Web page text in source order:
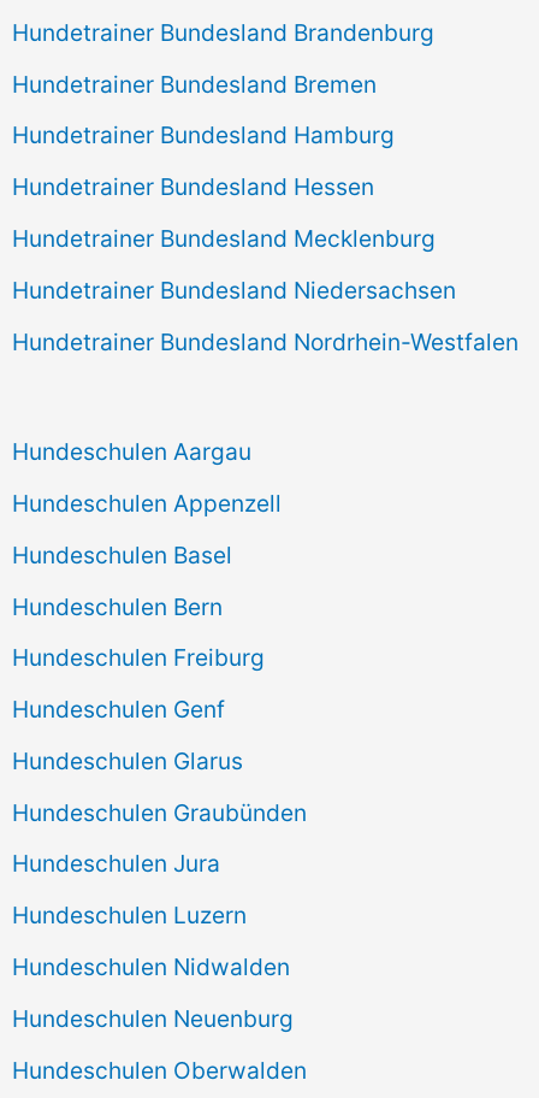
Hundetrainer Bundesland Brandenburg
Hundetrainer Bundesland Bremen
Hundetrainer Bundesland Hamburg
Hundetrainer Bundesland Hessen
Hundetrainer Bundesland Mecklenburg
Hundetrainer Bundesland Niedersachsen
Hundetrainer Bundesland Nordrhein-Westfalen
Hundeschulen Aargau
Hundeschulen Appenzell
Hundeschulen Basel
Hundeschulen Bern
Hundeschulen Freiburg
Hundeschulen Genf
Hundeschulen Glarus
Hundeschulen Graubünden
Hundeschulen Jura
Hundeschulen Luzern
Hundeschulen Nidwalden
Hundeschulen Neuenburg
Hundeschulen Oberwalden